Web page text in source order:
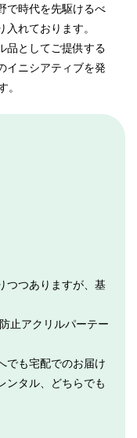
で時代を先駆けるべ
れております。
品としてご提供する
イニシアティブを発
。
つつありますが、基
止アクリルパーテー
でも宅配でのお届け
ンタル、どちらでも